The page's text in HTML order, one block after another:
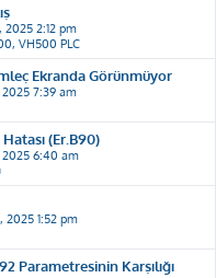
2025 2:12 pm
VH500 PLC
Ekranda Görünmüyor
2025 7:39 am
(Er.B90)
2025 6:40 am
2025 1:52 pm
Parametresinin Karşılığı